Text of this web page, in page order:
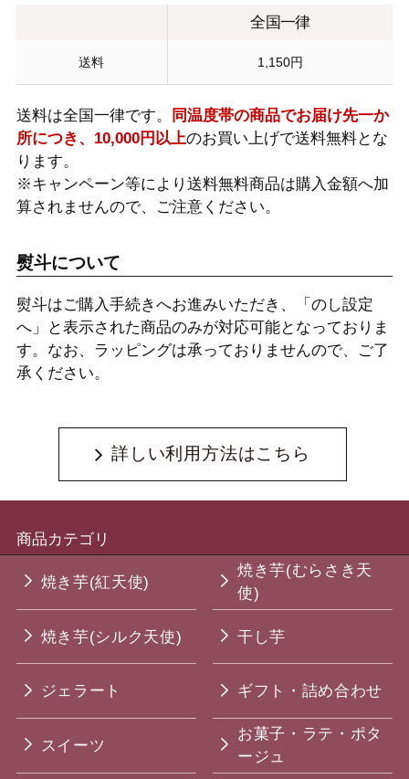
全国一律
送料 1,150円
送料は全国一律です。
同温度帯の商品でお届け先一か
所につき、10,000円以上のお買い上げで送料無料とな
ります。
※キャンペーン等により送料無料商品は購入金額へ加
算されませんので、ご注意ください。
熨斗について
熨斗はご購入手続きへお進みいただき、「のし設定
へ」と表示された商品のみが対応可能となっておりま
す。なお、ラッピングは承っておりませんので、ご了
承ください。
詳しい利用方法はこちら
商品カテゴリ
焼き芋(紅天使)
焼き芋(むらさき天
使)
焼き芋(シルク天使) 干し芋
ジェラート ギフト・詰め合わせ
スイーツ
お菓子・ラテ・ポタ
ージュ